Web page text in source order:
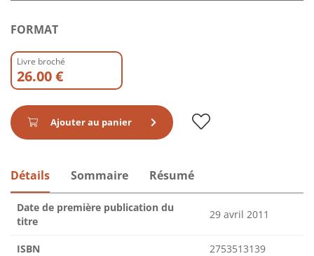
FORMAT
Livre broché
26.00 €
Ajouter au panier
Détails Sommaire Résumé
Date de première publication du
titre
29 avril 2011
ISBN 2753513139